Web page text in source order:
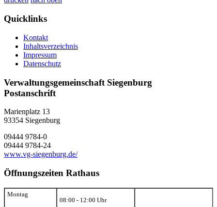
Quicklinks
Kontakt
Inhaltsverzeichnis
Impressum
Datenschutz
Verwaltungsgemeinschaft Siegenburg
Postanschrift
Marienplatz 13
93354 Siegenburg
09444 9784-0
09444 9784-24
www.vg-siegenburg.de/
Öffnungszeiten Rathaus
Montag
08:00 - 12:00 Uhr